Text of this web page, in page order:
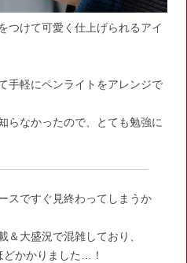
つけて可愛く仕上げられるアイ
手軽にペンライトをアレンジで
らなかったので、とても勉強に
スですぐ見終わってしまうか
＆大盛況で混雑しており、
かかりました…！